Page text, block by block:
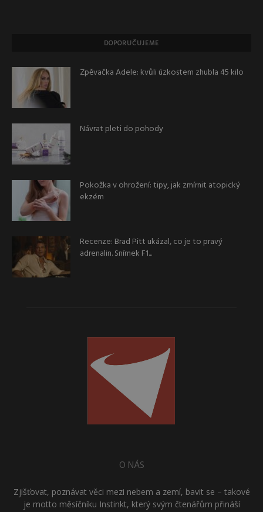
DOPORUČUJEME
Zpěvačka Adele: kvůli úzkostem zhubla 45 kilo
Návrat pleti do pohody
Pokožka v ohrožení: tipy, jak zmírnit atopický
ekzém
Recenze: Brad Pitt ukázal, co je to pravý
adrenalin. Snímek F1...
O NÁS
Zjišťovat, poznávat věci mezi nebem a zemí, bavit se – takové
je motto měsíčníku Instinkt, který svým čtenářům přináší